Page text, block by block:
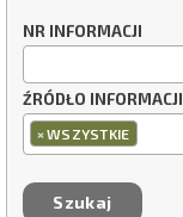
NR INFORMACJI
ŹRÓDŁO INFORMACJI
×WSZYSTKIE